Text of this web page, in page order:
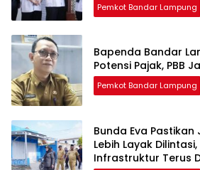
Pemkot Bandar Lampung
Bapenda Bandar
Potensi Pajak, PBB
Pemkot Bandar Lampung
Bunda Eva
Lebih Layak
Infrastruktur Terus